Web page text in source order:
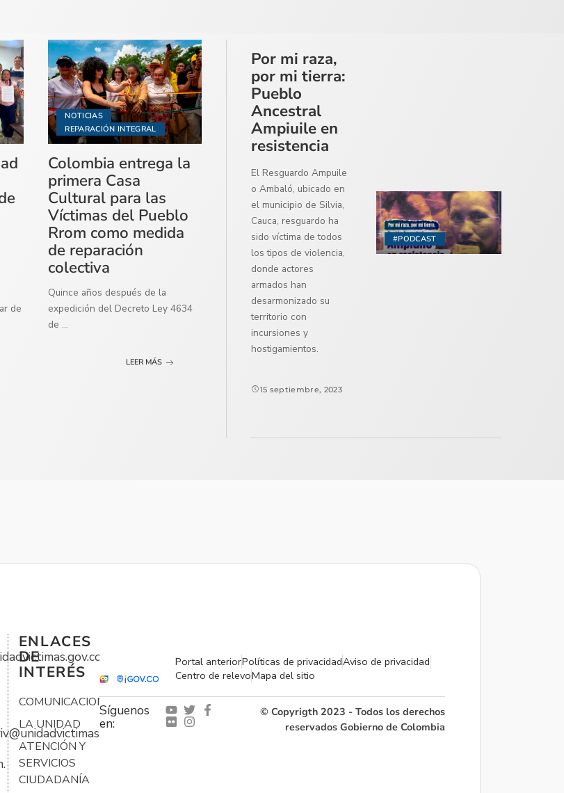
de
NOTICIAS
REPARACIÓN INTEGRAL
Colombia entrega la
primera Casa
Cultural para las
Víctimas del Pueblo
Rrom como medida
de reparación
colectiva
Quince años después de la
expedición del Decreto Ley 4634
de ...
LEER MÁS
#PODCAST
Por mi raza,
por mi tierra:
Pueblo
Ancestral
Ampiuile en
resistencia
El Resguardo Ampuile
o Ambaló, ubicado en
el municipio de Silvia,
Cauca, resguardo ha
sido víctima de todos
los tipos de violencia,
donde actores
armados han
desarmonizado su
territorio con
incursiones y
hostigamientos.
15 septiembre, 2023
ENLACES
DE
INTERÉS
COMUNICACIONES
LA UNIDAD
ATENCIÓN Y
SERVICIOS
CIUDADANÍA
Portal anteriorPolíticas de privacidadAviso de privacidad
Centro de relevoMapa del sitio
Síguenos
en:
© Copyrigth 2023 - Todos los derechos
reservados Gobierno de Colombia